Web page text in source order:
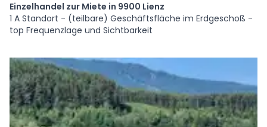
Einzelhandel zur Miete in 9900 Lienz
1 A Standort - (teilbare) Geschäftsfläche im Erdgeschoß -
top Frequenzlage und Sichtbarkeit